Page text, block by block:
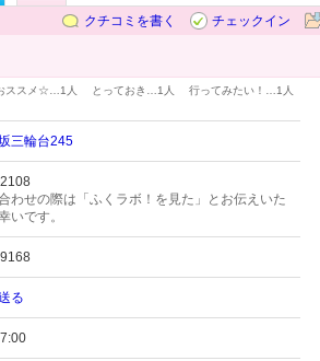
クチコミを書く
チェックイン
ススメ☆… 1人 とっておき… 1人 行ってみたい！… 1人
三輪台245
わせの際は「ふくラボ！を見た」とお伝えいた
いです。
る